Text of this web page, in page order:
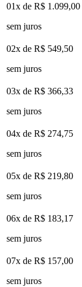
01x de R$ 1.099,00
sem juros
02x de R$ 549,50
sem juros
03x de R$ 366,33
sem juros
04x de R$ 274,75
sem juros
05x de R$ 219,80
sem juros
06x de R$ 183,17
sem juros
07x de R$ 157,00
sem juros